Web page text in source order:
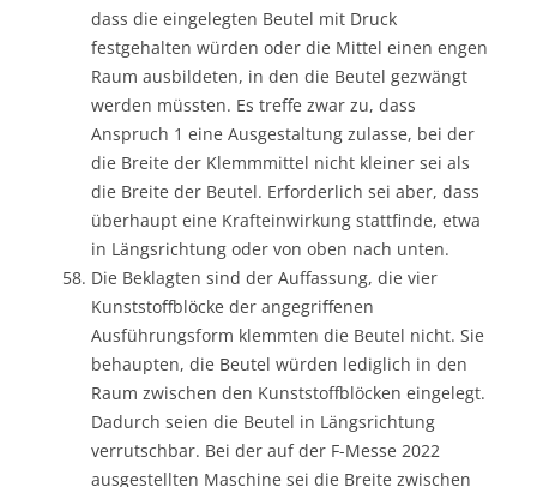
dass die eingelegten Beutel mit Druck
festgehalten würden oder die Mittel einen engen
Raum ausbildeten, in den die Beutel gezwängt
werden müssten. Es treffe zwar zu, dass
Anspruch 1 eine Ausgestaltung zulasse, bei der
die Breite der Klemmmittel nicht kleiner sei als
die Breite der Beutel. Erforderlich sei aber, dass
überhaupt eine Krafteinwirkung stattfinde, etwa
in Längsrichtung oder von oben nach unten.
Die Beklagten sind der Auffassung, die vier
Kunststoffblöcke der angegriffenen
Ausführungsform klemmten die Beutel nicht. Sie
behaupten, die Beutel würden lediglich in den
Raum zwischen den Kunststoffblöcken eingelegt.
Dadurch seien die Beutel in Längsrichtung
verrutschbar. Bei der auf der F-Messe 2022
ausgestellten Maschine sei die Breite zwischen